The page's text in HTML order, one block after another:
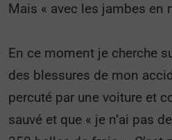
Mais « avec les jambes en
En ce moment je cherche
des blessures de mon
percuté par une voiture et
sauvé et que « je n’ai pas